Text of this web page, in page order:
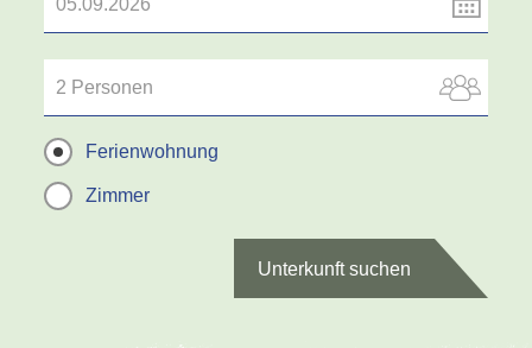
2 Personen
Ferienwohnung
Zimmer
Unterkunft suchen